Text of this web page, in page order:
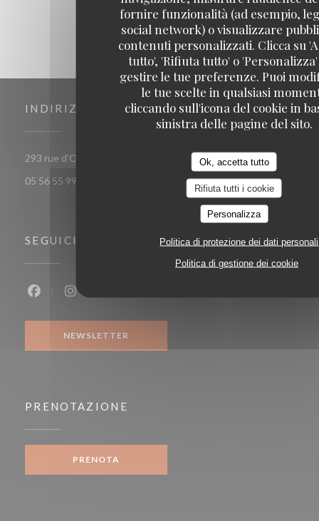
fornire funzionalità (ad esempio,
social network) o visualizzare
contenuti personalizzati. Clicca su
tutto', 'Rifiuta tutto' o
gestire le tue preferenze. Puoi
le tue scelte in qualsiasi
cliccando sull'icona del cookie in
sinistra delle pagine del sito.
Ok, accetta tutto
Rifiuta tutti i cookie
Personalizza
Politica di protezione dei dati personali
Politica di gestione dei cookie
INDIRIZZO
293 rue d'Ornano 33000 bordeaux
((apre una nuova finestra))
05 56 55 99 37
SEGUICI
Facebook ((apre una nuova finestra))
Instagram ((apre una nuova finestra))
NEWSLETTER
PRENOTAZIONE
PRENOTA